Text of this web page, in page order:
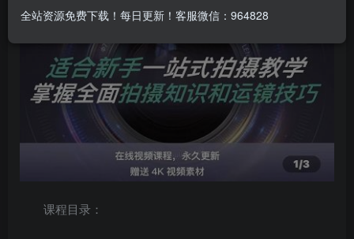
课程目录：
全站资源免费下载！每日更新！客服微信：964828